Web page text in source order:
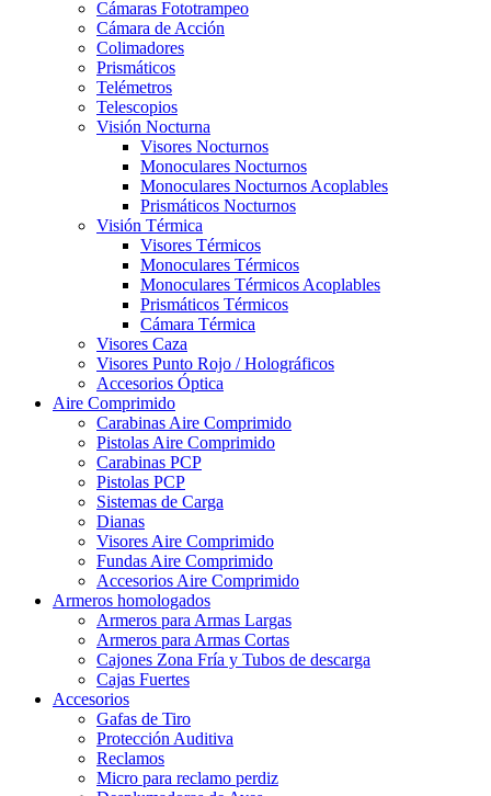
Cámaras Fototrampeo
Cámara de Acción
Colimadores
Prismáticos
Telémetros
Telescopios
Visión Nocturna
Visores Nocturnos
Monoculares Nocturnos
Monoculares Nocturnos Acoplables
Prismáticos Nocturnos
Visión Térmica
Visores Térmicos
Monoculares Térmicos
Monoculares Térmicos Acoplables
Prismáticos Térmicos
Cámara Térmica
Visores Caza
Visores Punto Rojo / Holográficos
Accesorios Óptica
Aire Comprimido
Carabinas Aire Comprimido
Pistolas Aire Comprimido
Carabinas PCP
Pistolas PCP
Sistemas de Carga
Dianas
Visores Aire Comprimido
Fundas Aire Comprimido
Accesorios Aire Comprimido
Armeros homologados
Armeros para Armas Largas
Armeros para Armas Cortas
Cajones Zona Fría y Tubos de descarga
Cajas Fuertes
Accesorios
Gafas de Tiro
Protección Auditiva
Reclamos
Micro para reclamo perdiz